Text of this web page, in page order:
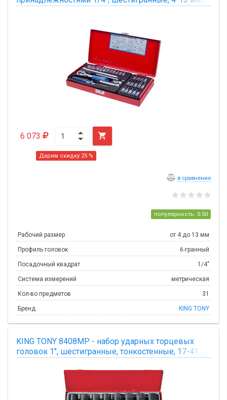
6 073 
Дарим скидку 25 %
в сравнение
популярность: 0.50
Рабочий размер от 4 до 13 мм
Профиль головок 6-гранный
Посадочный квадрат 1/4"
Система измерений метрическая
Кол-во предметов 31
Бренд KING TONY
KING TONY 8408MP - набор ударных торцевых
головок 1", шестигранные, тонкостенные, 17-41